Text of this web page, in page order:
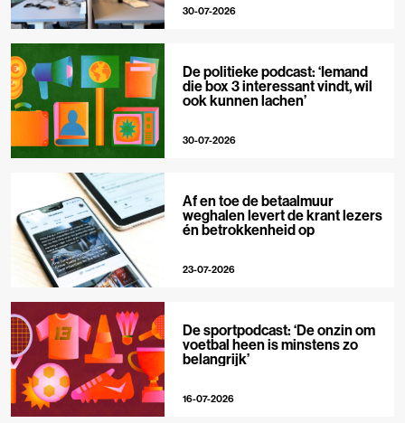
30-07-2026
De politieke podcast: ‘Iemand
die box 3 interessant vindt, wil
ook kunnen lachen’
30-07-2026
Af en toe de betaalmuur
weghalen levert de krant lezers
én betrokkenheid op
23-07-2026
De sportpodcast: ‘De onzin om
voetbal heen is minstens zo
belangrijk’
16-07-2026